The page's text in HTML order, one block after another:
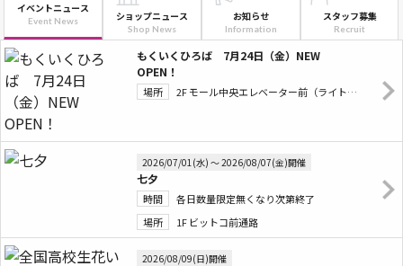
イベントニュース
Event News ショップニュース
Shop News
お知らせ
Information
スタッフ募集
Recruit
もくいくひろば 7月24日（金）NEW
OPEN！
場所 2F モール中央エレベーター前（ライトオン前）
2026/07/01(水) 〜 2026/08/07(金)開催
七夕
時間
各日数量限定無くなり次第終了
場所
1F ビットコ前通路
2026/08/09(日)開催